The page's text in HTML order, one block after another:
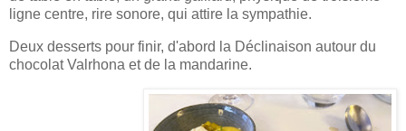
ligne centre, rire sonore, qui attire la sympathie.
Deux desserts pour finir, d'abord la Déclinaison autour du
chocolat Valrhona et de la mandarine.